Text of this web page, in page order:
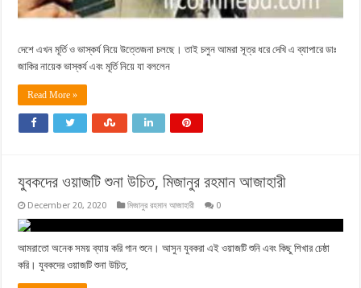
দেশে এখন মূর্তি ও ভাস্কর্য নিয়ে উত্তেজনা চলছে। তাই চলুন আমরা সূত্র ধরে দেখি এ ব্যাপারে ডাঃ
জাকির নায়েক ভাস্কর্য এবং মূর্তি নিয়ে যা বললেন
Read More »
যুবকদের ওয়াজটি শুনা উচিত, মিজানুর রহমান আজাহারী
December 20, 2020 মিজানুর রহমান আজাহারী 0
আমরাতো অনেক সময় ব্যায় করি গান শুনে। আসুন যুবকরা এই ওয়াজটি শুনি এবং কিছু শিখার চেষ্ঠা
করি। যুবকদের ওয়াজটি শুনা উচিত,